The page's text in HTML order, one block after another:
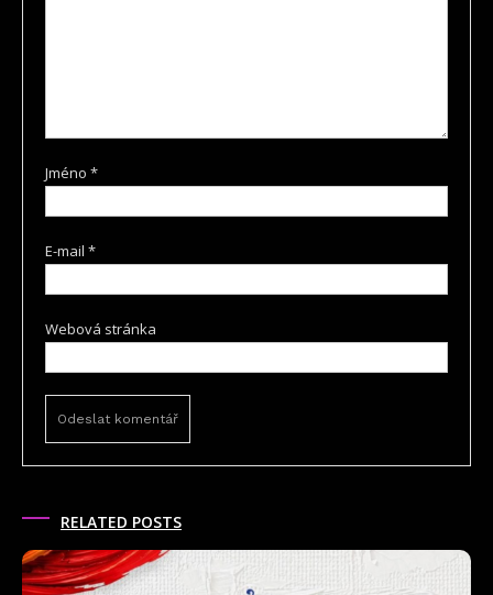
Jméno *
E-mail *
Webová stránka
RELATED POSTS